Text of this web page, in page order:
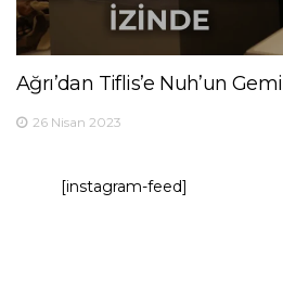
Ağrı’dan Tiflis’e Nuh’un
26 Nisan 2023
[instagram-feed]